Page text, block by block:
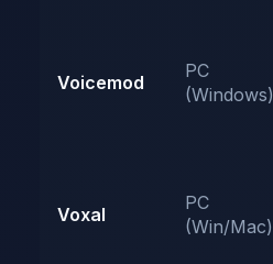
Voicemod
PC
(Windows)
Voxal
PC
(Win/Mac)